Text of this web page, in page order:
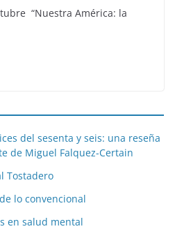
“Nuestra América: la
del sesenta y seis: una reseña
de Miguel Falquez-Certain
Tostadero
lo convencional
en salud mental